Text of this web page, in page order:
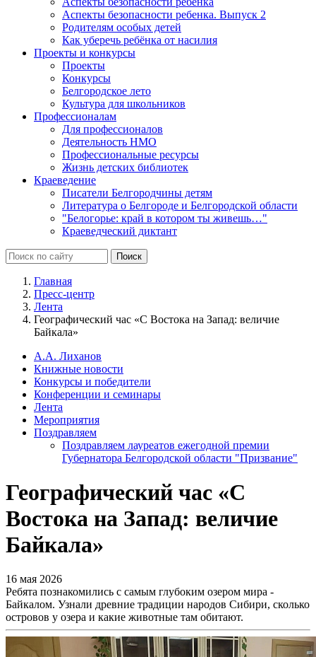
Аспекты безопасности ребенка. Выпуск 2
Родителям особых детей
Как уберечь ребёнка от насилия
Проекты и конкурсы
Проекты
Конкурсы
Белгородское лето
Культура для школьников
Профессионалам
Для профессионалов
Деятельность НМО
Профессиональные ресурсы
Жизнь детских библиотек
Краеведение
Писатели Белгородчины детям
Литература о Белгороде и Белгородской области
"Белогорье: край в котором ты живешь…"
Краеведческий диктант
Главная
Пресс-центр
Лента
Географический час «С Востока на Запад: величие
Байкала»
А.А. Лиханов
Книжные новости
Конкурсы и победители
Конференции и семинары
Лента
Мероприятия
Поздравляем
Поздравляем лауреатов ежегодной премии
Губернатора Белгородской области "Призвание"
Географический час «С
Востока на Запад: величие
Байкала»
16 мая 2026
Ребята познакомились с самым глубоким озером мира -
Байкалом. Узнали древние традиции народов Сибири, сколько
островов у озера и какие животные там обитают.